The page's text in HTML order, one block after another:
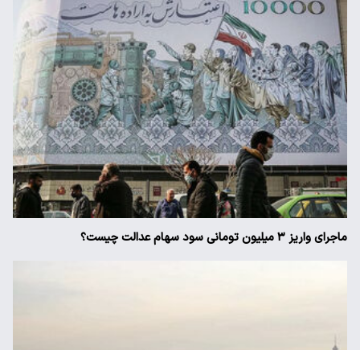
ماجرای واریز ۳ میلیون تومانی سود سهام عدالت چیست؟